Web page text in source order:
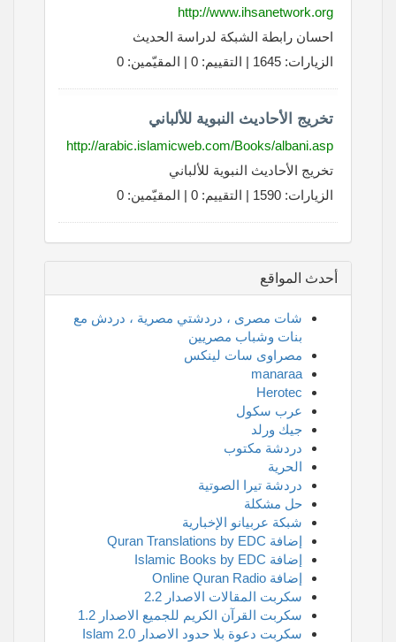
http://www.ihsanetwork.org
احسان رابطة الشبكة لدراسة الحديث
الزيارات: 1645 | التقييم: 0 | المقيّمين: 0
تخريج الأحاديث النبوية للألباني
http://arabic.islamicweb.com/Books/albani.asp
تخريج الأحاديث النبوية للألباني
الزيارات: 1590 | التقييم: 0 | المقيّمين: 0
أحدث المواقع
شات مصرى ، دردشتي مصرية ، دردش مع
بنات وشباب مصريين
مصراوى سات لينكس
manaraa
Herotec
عرب سكول
جيك ورلد
دردشة مكتوب
الحرية
دردشة تيرا الصوتية
حل مشكلة
شبكة عربيانو الإخبارية
إضافة Quran Translations by EDC
إضافة Islamic Books by EDC
إضافة Online Quran Radio
سكربت المقالات الاصدار 2.2
سكربت القرآن الكريم للجميع الاصدار 1.2
سكربت دعوة بلا حدود الاصدار 2.0 Islam